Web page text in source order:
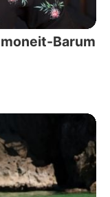
Barum